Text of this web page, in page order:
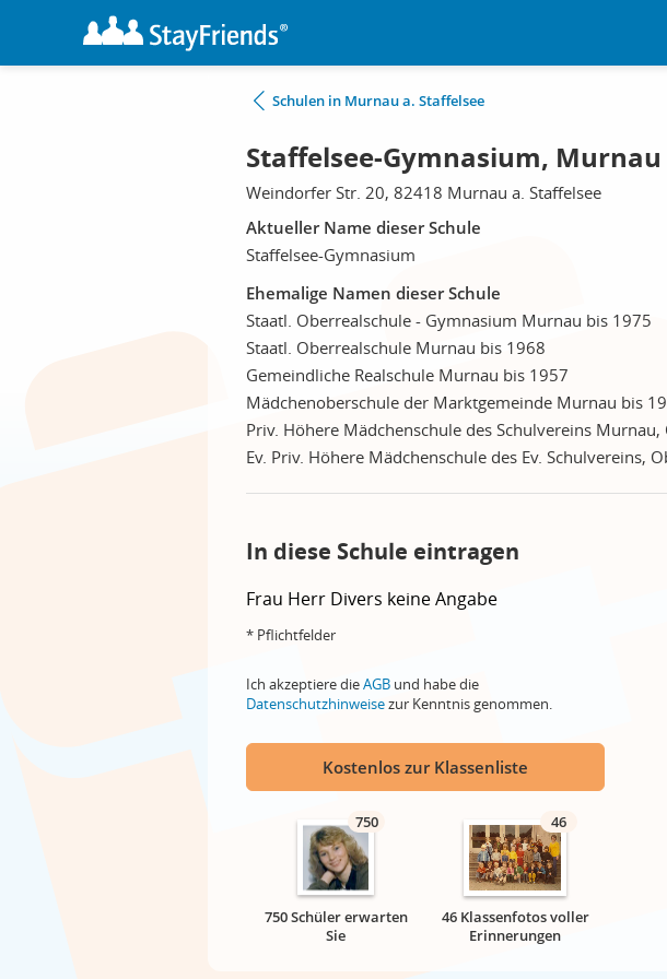
Schulen in Murnau a. Staffelsee
Staffelsee-Gymnasium,
Weindorfer Str. 20, 82418 Murnau a. Staffelsee
Aktueller Name dieser Schule
Staffelsee-Gymnasium
Ehemalige Namen dieser Schule
Staatl. Oberrealschule - Gymnasium Murnau bis 1975
Staatl. Oberrealschule Murnau bis 1968
Gemeindliche Realschule Murnau bis 1957
Mädchenoberschule der Marktgemeinde Murnau bis
Priv. Höhere Mädchenschule des Schulvereins
Ev. Priv. Höhere Mädchenschule des Ev. Schulvereins,
In diese Schule eintragen
Frau Herr Divers keine Angabe
* Pflichtfelder
Ich akzeptiere dieAGB und habe die
Datenschutzhinweisezur Kenntnis genommen.
Kostenlos zur Klassenliste
750
750 Schüler erwarten
Sie
46
46 Klassenfotos voller
Erinnerungen